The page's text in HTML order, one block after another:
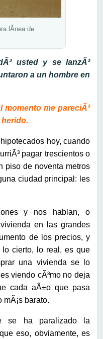
lÃ­nea de
usted y se lanzÃ³
a un hombre en
momento me pareciÃ³
herido.
hoy, cuando
pagar trescientos o
piso de noventa metros
ciudad principal: les
y nos hablan, o
en las grandes
de los precios, y
cierto, lo real, es que
una vivienda se lo
viendo cÃ³mo no deja
cada aÃ±o que pasa
barato.
se ha paralizado la
eso, obviamente, es